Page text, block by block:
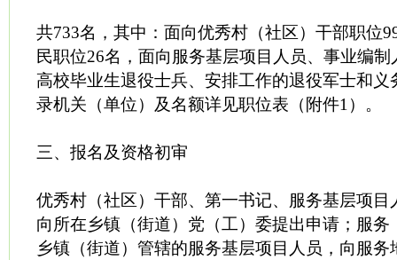
共733名，其中：面向优秀村（社区）干部职位
民职位26名，面向服务基层项目人员、事业编
高校毕业生退役士兵、安排工作的退役军士和义
录机关（单位）及名额详见职位表（附件1）。
三、报名及资格初审
优秀村（社区）干部、第一书记、服务基层项目
向所在乡镇（街道）党（工）委提出申请；服务
乡镇（街道）管辖的服务基层项目人员，向服